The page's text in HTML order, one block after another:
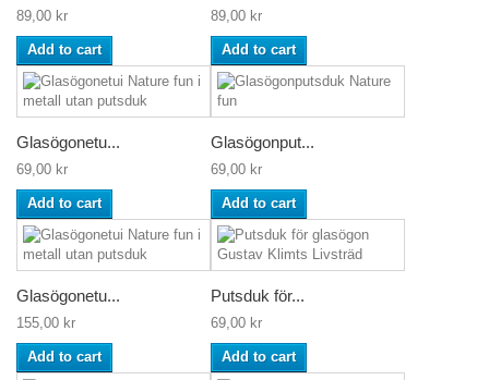
89,00 kr
Add to cart
89,00 kr
Add to cart
Glasögonetu...
69,00 kr
Add to cart
Glasögonput...
69,00 kr
Add to cart
Glasögonetu...
155,00 kr
Add to cart
Putsduk för...
69,00 kr
Add to cart